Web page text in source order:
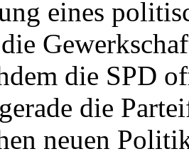
eines
die SPD
die
neuen